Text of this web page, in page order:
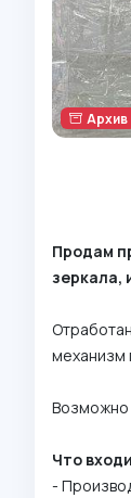
Архив
Продам
зеркала,
механизм
Возможно
Что
-